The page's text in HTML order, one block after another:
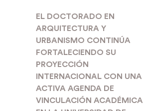
EL DOCTORADO EN
ARQUITECTURA Y
URBANISMO CONTINÚA
FORTALECIENDO SU
PROYECCIÓN
INTERNACIONAL CON UNA
ACTIVA AGENDA DE
VINCULACIÓN ACADÉMICA